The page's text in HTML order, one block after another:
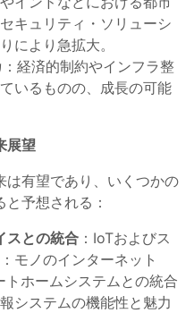
キュリティ・ソリューシ
により急拡大。
：経済的制約やインフラ整
いるものの、成長の可能
展望
は有望であり、いくつかの
予想される：
スとの統合 ：IoTおよびス
モノのインターネット
トホームシステムとの統合
システムの機能性と魅力